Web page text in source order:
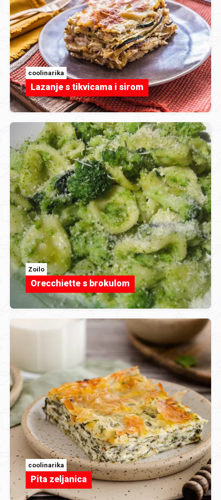
coolinarika
Lazanje s tikvicama i sirom
Zoilo
Orecchiette s brokulom
coolinarika
Pita zeljanica